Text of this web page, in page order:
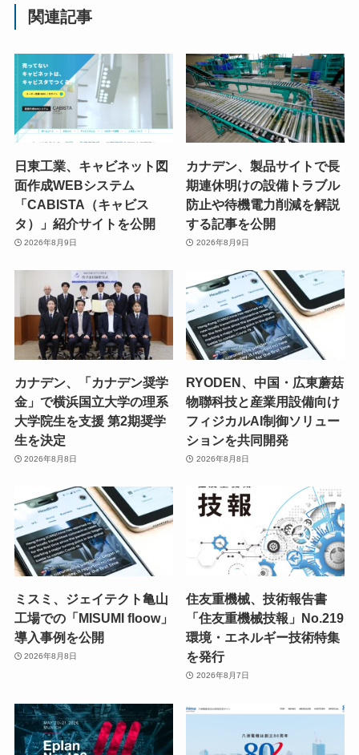
関連記事
日東工業、キャビネット図
面作成WEBシステム
「CABISTA（キャビス
タ）」紹介サイトを公開
2026年8月9日
カナデン、製品サイトで長
期連休明けの設備トラブル
防止や待機電力削減を解説
する記事を公開
2026年8月9日
カナデン、「カナデン奨学
金」で横浜国立大学の理系
大学院生を支援 第2期奨学
生を決定
2026年8月8日
RYODEN、中国・広東蘑菇
物聯科技と産業用設備向け
フィジカルAI制御ソリュー
ションを共同開発
2026年8月8日
ミスミ、ジェイテクト亀山
工場での「MISUMI floow」
導入事例を公開
2026年8月8日
住友重機械、技術報告書
「住友重機械技報」No.219
環境・エネルギー技術特集
を発行
2026年8月7日